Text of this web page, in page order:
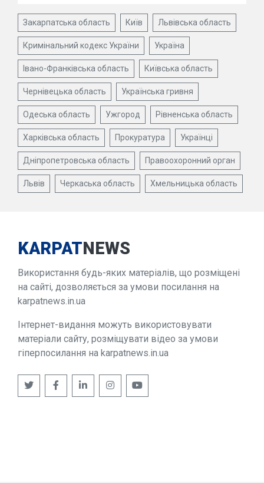
Закарпатська область Київ Львівська область
Кримінальний кодекс України Україна
Івано-Франківська область Київська область
Чернівецька область Українська гривня
Одеська область Ужгород Рівненська область
Харківська область Прокуратура Українці
Дніпропетровська область Правоохоронний орган
Львів Черкаська область Хмельницька область
KARPATNEWS
Використання будь-яких матеріалів, що розміщені
на сайті, дозволяється за умови посилання на
karpatnews.in.ua
Інтернет-видання можуть використовувати
матеріали сайту, розміщувати відео за умови
гіперпосилання на karpatnews.in.ua